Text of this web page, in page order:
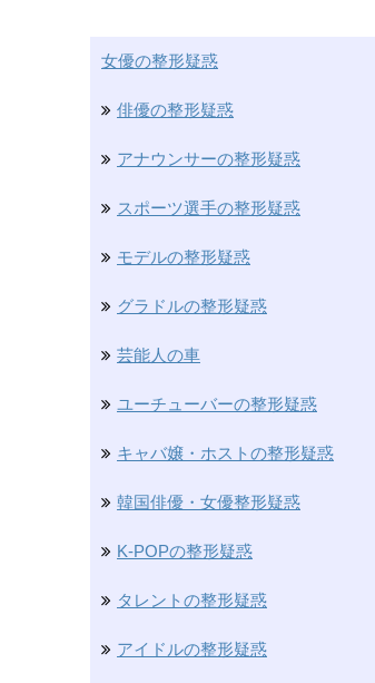
女優の整形疑惑
俳優の整形疑惑
アナウンサーの整形疑惑
スポーツ選手の整形疑惑
モデルの整形疑惑
グラドルの整形疑惑
芸能人の車
ユーチューバーの整形疑惑
キャバ嬢・ホストの整形疑惑
韓国俳優・女優整形疑惑
K-POPの整形疑惑
タレントの整形疑惑
アイドルの整形疑惑